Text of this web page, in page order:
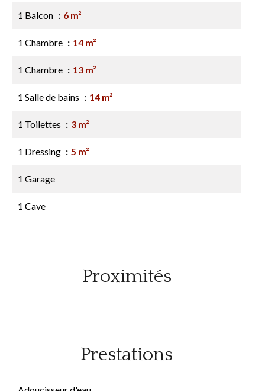
1 Balcon 6 m²
1 Chambre 14 m²
1 Chambre 13 m²
1 Salle de bains 14 m²
1 Toilettes 3 m²
1 Dressing 5 m²
1 Garage
1 Cave
Proximités
Prestations